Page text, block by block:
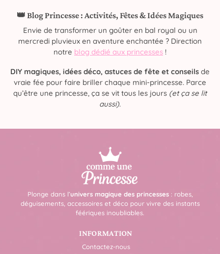
👑 Blog Princesse : Activités, Fêtes & Idées Magiques
Envie de transformer un goûter en bal royal ou un
mercredi pluvieux en aventure enchantée ? Direction
notre blog dédié aux princesses !
DIY magiques, idées déco, astuces de fête et conseils de
vraie fée pour faire briller chaque mini-princesse. Parce
qu’être une princesse, ça se vit tous les jours (et ça se lit
aussi).
Plonge dans l’univers magique des princesses: robes,
déguisements, accessoires et déco pour vivre des instants
féériques inoubliables.
INFORMATION
Contactez-nous